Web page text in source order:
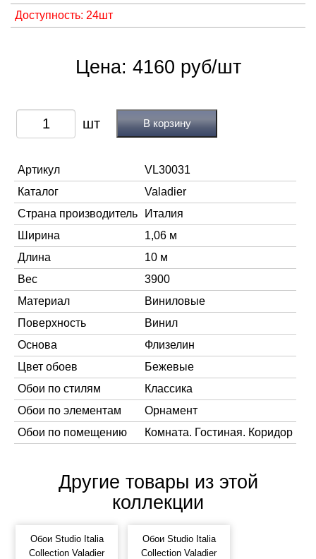
Доступность: 24шт
Цена: 4160 руб/шт
В корзину
Артикул
VL30031
Каталог
Valadier
Страна производитель
Италия
Ширина
1,06 м
Длина
10 м
Вес
3900
Материал
Виниловые
Поверхность
Винил
Основа
Флизелин
Цвет обоев
Бежевые
Обои по стилям
Классика
Обои по элементам
Орнамент
Обои по помещению
Комната. Гостиная. Коридор
Другие товары из этой
коллекции
Обои Studio Italia
Collection Valadier
Обои Studio Italia
Collection Valadier